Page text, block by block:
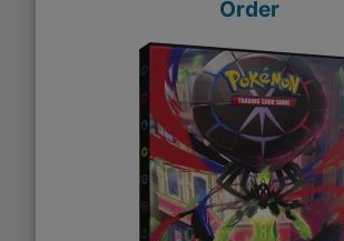
Order